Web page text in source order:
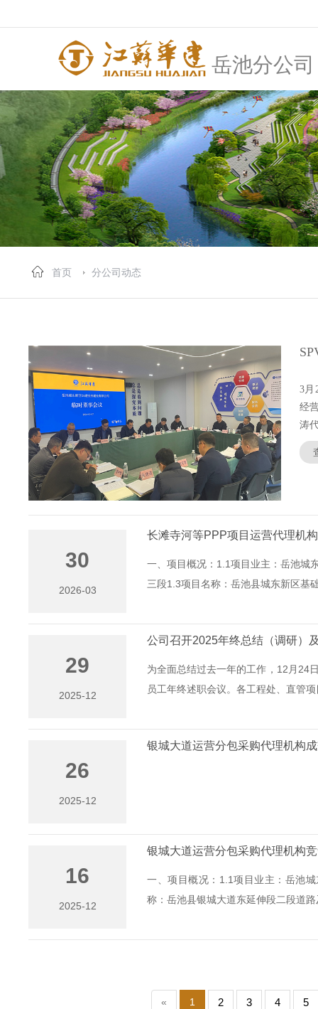
岳池分公司
首页 分公司动态
3月
经
涛
30
2026-03
长滩寺河等PPP项目运营代理机
一、项目概况：1.1项目业主：岳池城
三段1.3项目名称：岳池县城东新区基
29
2025-12
公司召开2025年终总结（调研）
为全面总结过去一年的工作，12月24
员工年终述职会议。各工程处、直管
26
2025-12
银城大道运营分包采购代理机构
16
2025-12
银城大道运营分包采购代理机构
一、项目概况：1.1项目业主：岳池
称：岳池县银城大道东延伸段二段道
« 1 2 3 4 5